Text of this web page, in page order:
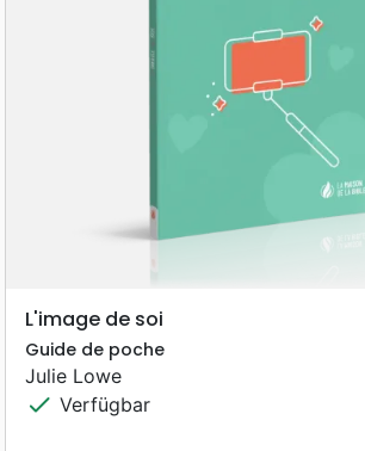
L'image de soi
Guide de poche
Julie Lowe
check Verfügbar